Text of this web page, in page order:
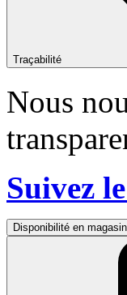
Traçabilité
Nous
Suivez
Disponibilité en magasin